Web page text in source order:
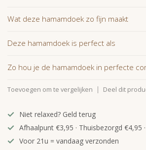
Wat deze hamamdoek zo fijn maakt
Deze hamamdoek is perfect als
Zo hou je de hamamdoek in perfecte
Toevoegen om te vergelijken Deel dit
Niet relaxed? Geld terug
Afhaalpunt €3,95 · Thuisbezorgd €4,95
Voor 21u = vandaag verzonden